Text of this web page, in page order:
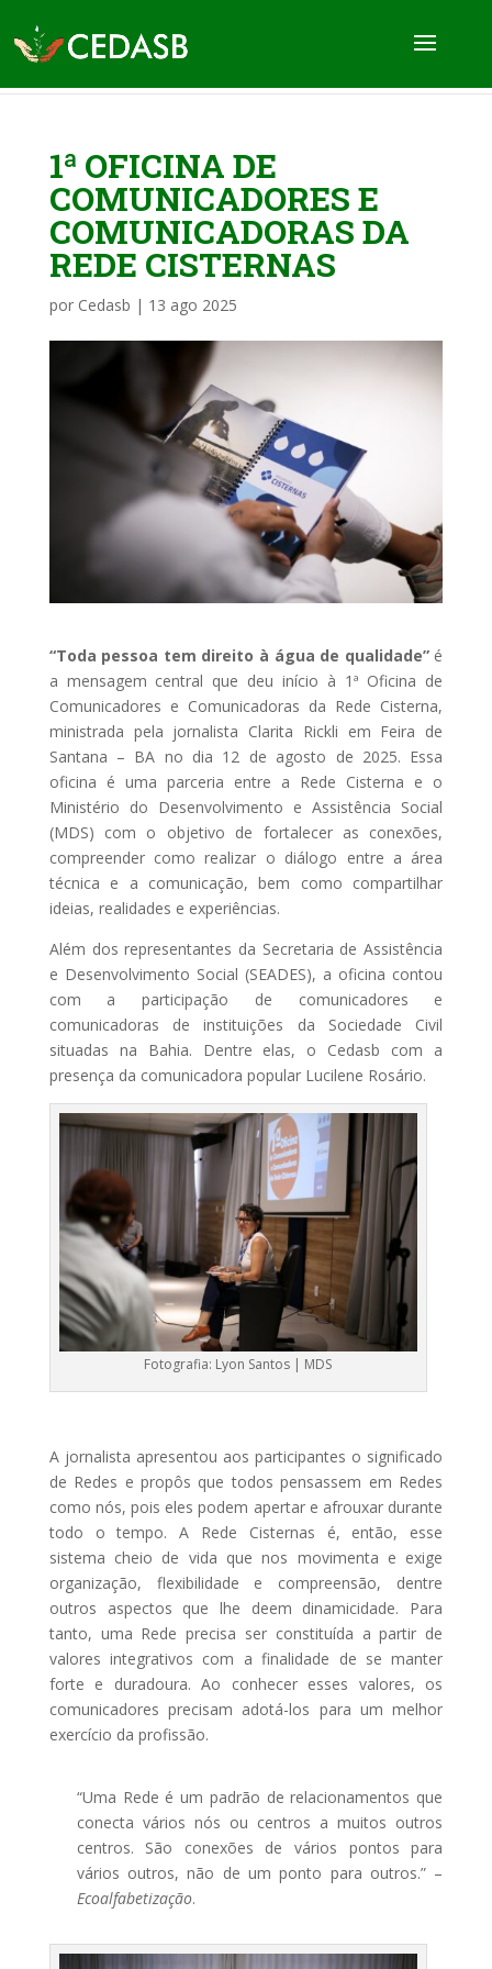
1ª OFICINA DE
COMUNICADORES E
COMUNICADORAS DA
REDE CISTERNAS
por Cedasb | 13 ago 2025
“Toda pessoa tem direito à água de qualidade” é
a mensagem central que deu início à 1ª Oficina de
Comunicadores e Comunicadoras da Rede Cisterna,
ministrada pela jornalista Clarita Rickli em Feira de
Santana – BA no dia 12 de agosto de 2025. Essa
oficina é uma parceria entre a Rede Cisterna e o
Ministério do Desenvolvimento e Assistência Social
(MDS) com o objetivo de fortalecer as conexões,
compreender como realizar o diálogo entre a área
técnica e a comunicação, bem como compartilhar
ideias, realidades e experiências.
Além dos representantes da Secretaria de Assistência
e Desenvolvimento Social (SEADES), a oficina contou
com a participação de comunicadores e
comunicadoras de instituições da Sociedade Civil
situadas na Bahia. Dentre elas, o Cedasb com a
presença da comunicadora popular Lucilene Rosário.
Fotografia: Lyon Santos | MDS
A jornalista apresentou aos participantes o significado
de Redes e propôs que todos pensassem em Redes
como nós, pois eles podem apertar e afrouxar durante
todo o tempo. A Rede Cisternas é, então, esse
sistema cheio de vida que nos movimenta e exige
organização, flexibilidade e compreensão, dentre
outros aspectos que lhe deem dinamicidade. Para
tanto, uma Rede precisa ser constituída a partir de
valores integrativos com a finalidade de se manter
forte e duradoura. Ao conhecer esses valores, os
comunicadores precisam adotá-los para um melhor
exercício da profissão.
“Uma Rede é um padrão de relacionamentos que
conecta vários nós ou centros a muitos outros
centros. São conexões de vários pontos para
vários outros, não de um ponto para outros.” –
Ecoalfabetização.